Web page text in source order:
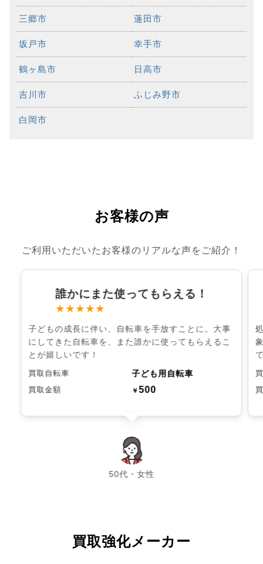
三郷市 蓮田市
坂戸市 幸手市
鶴ヶ島市 日高市
吉川市 ふじみ野市
白岡市
お客様の声
ご利用いただいたお客様のリアルな声をご紹介！
誰かにまた使ってもらえる！
★★★★★
子どもの成長に伴い、自転車を手放すことに。大事
にしてきた自転車を、また誰かに使ってもらえるこ
とが嬉しいです！
買取自転車 子ども用自転車
買取金額 ￥500
50代・女性
chevron_left chevron_right
買取強化メーカー